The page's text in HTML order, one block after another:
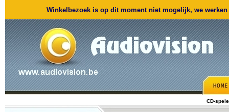
Winkelbezoek is op dit moment niet mogelijk, we
CD-